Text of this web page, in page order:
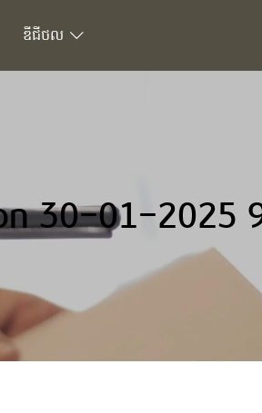
ឌីជីថល
30-01-2025